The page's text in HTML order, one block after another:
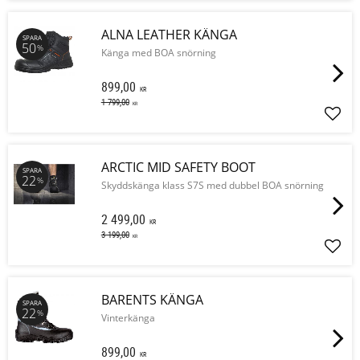
ALNA LEATHER KÄNGA
Känga med BOA snörning
899,00 KR
1 799,00 KR
SPARA
50%
ARCTIC MID SAFETY BOOT
Skyddskänga klass S7S med dubbel BOA snörning
2 499,00 KR
3 199,00 KR
SPARA
22%
BARENTS KÄNGA
Vinterkänga
899,00 KR
SPARA
22%